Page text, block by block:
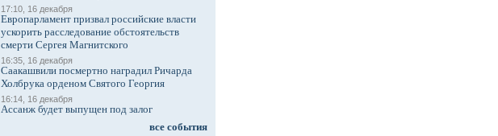
17:10, 16 декабря
Европарламент призвал российские власти
ускорить расследование обстоятельств
смерти Сергея Магнитского
16:35, 16 декабря
Саакашвили посмертно наградил Ричарда
Холбрука орденом Святого Георгия
16:14, 16 декабря
Ассанж будет выпущен под залог
все события